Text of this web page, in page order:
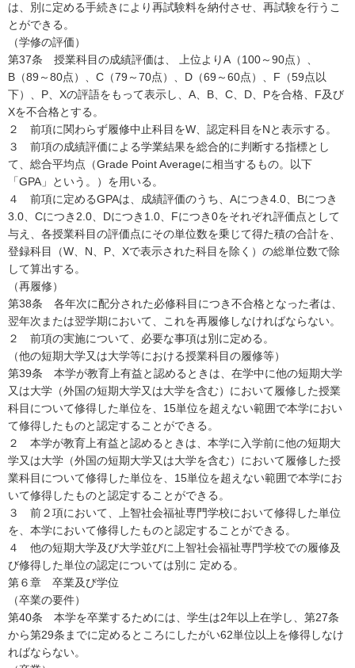
は、別に定める手続きにより再試験料を納付させ、再試験を行うこ
とができる。
（学修の評価）
第37条 授業科目の成績評価は、 上位よりA（100～90点）、
B（89～80点）、C（79～70点）、D（69～60点）、F（59点以
下）、P、Xの評語をもって表示し、A、B、C、D、Pを合格、F及び
Xを不合格とする。
２ 前項に関わらず履修中止科目をW、認定科目をNと表示する。
３ 前項の成績評価による学業結果を総合的に判断する指標とし
て、総合平均点（Grade Point Averageに相当するもの。以下
「GPA」という。）を用いる。
４ 前項に定めるGPAは、成績評価のうち、Aにつき4.0、Bにつき
3.0、Cにつき2.0、Dにつき1.0、Fにつき0をそれぞれ評価点として
与え、各授業科目の評価点にその単位数を乗じて得た積の合計を、
登録科目（W、N、P、Xで表示された科目を除く）の総単位数で除
して算出する。
（再履修）
第38条 各年次に配分された必修科目につき不合格となった者は、
翌年次または翌学期において、これを再履修しなければならない。
２ 前項の実施について、必要な事項は別に定める。
（他の短期大学又は大学等における授業科目の履修等）
第39条 本学が教育上有益と認めるときは、在学中に他の短期大学
又は大学（外国の短期大学又は大学を含む）において履修した授業
科目について修得した単位を、15単位を超えない範囲で本学におい
て修得したものと認定することができる。
２ 本学が教育上有益と認めるときは、本学に入学前に他の短期大
学又は大学（外国の短期大学又は大学を含む）において履修した授
業科目について修得した単位を、15単位を超えない範囲で本学にお
いて修得したものと認定することができる。
３ 前２項において、上智社会福祉専門学校において修得した単位
を、本学において修得したものと認定することができる。
４ 他の短期大学及び大学並びに上智社会福祉専門学校での履修及
び修得した単位の認定については別に 定める。
第６章 卒業及び学位
（卒業の要件）
第40条 本学を卒業するためには、学生は2年以上在学し、第27条
から第29条までに定めるところにしたがい62単位以上を修得しなけ
ればならない。